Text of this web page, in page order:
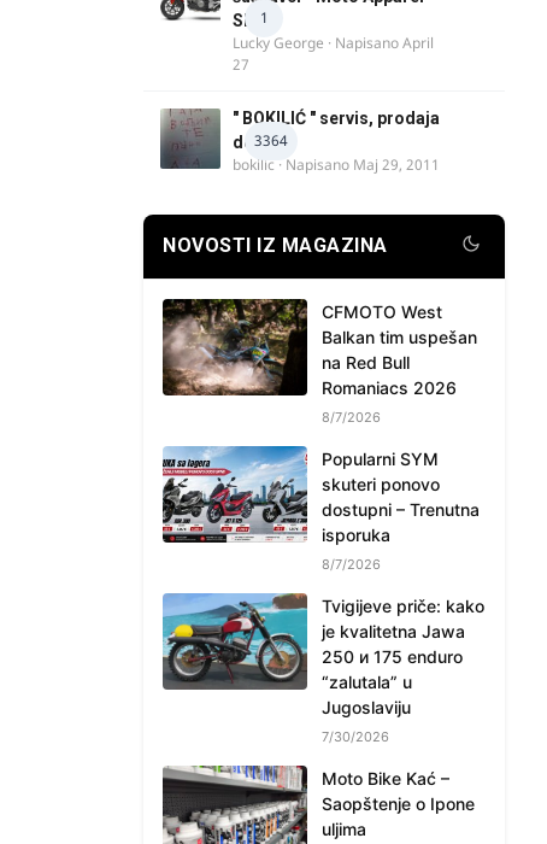
1
SRB
Lucky George · NapisanoApril
27
3364
" BOKILIĆ " servis, prodaja
delova
bokilic · Napisano Maj 29, 2011
NOVOSTI IZ MAGAZINA
CFMOTO West
Balkan tim uspešan
na Red Bull
Romaniacs 2026
8/7/2026
Popularni SYM
skuteri ponovo
dostupni – Trenutna
isporuka
8/7/2026
Tvigijeve priče: kako
je kvalitetna Jawa
250 и 175 enduro
“zalutala” u
Jugoslaviju
7/30/2026
Moto Bike Kać –
Saopštenje o Ipone
uljima